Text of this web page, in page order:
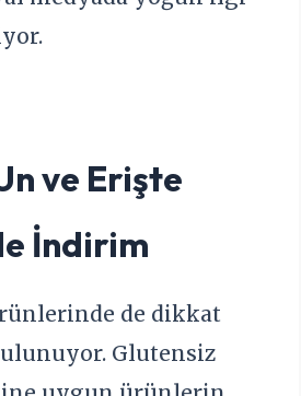
ve Erişte
İndirim
de dikkat
Glutensiz